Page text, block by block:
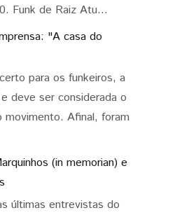
Funk de Raiz Atu...
"A casa do
para os funkeiros, a
deve ser considerada o
Afinal, foram
(in memorian) e
últimas entrevistas do